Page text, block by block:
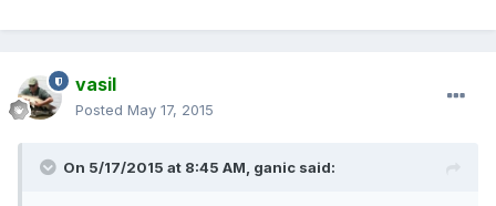
vasil
Posted May 17, 2015
On 5/17/2015 at 8:45 AM, ganic said: